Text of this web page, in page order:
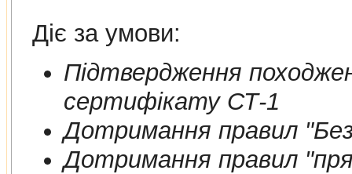
Діє за умови:
Пiдтвердження
сертифiкату СТ-1
Дотримання правил
Дотримання правил